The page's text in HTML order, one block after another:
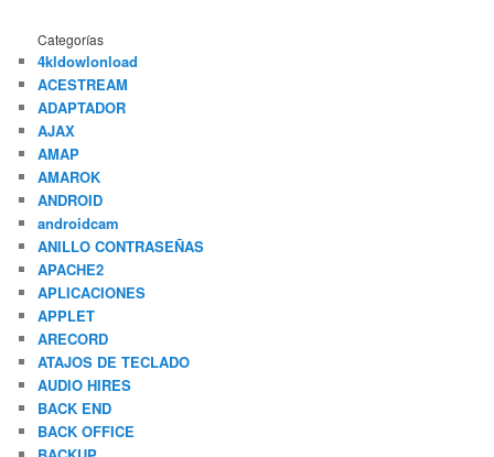
Categorías
4kldowlonload
ACESTREAM
ADAPTADOR
AJAX
AMAP
AMAROK
ANDROID
androidcam
ANILLO CONTRASEÑAS
APACHE2
APLICACIONES
APPLET
ARECORD
ATAJOS DE TECLADO
AUDIO HIRES
BACK END
BACK OFFICE